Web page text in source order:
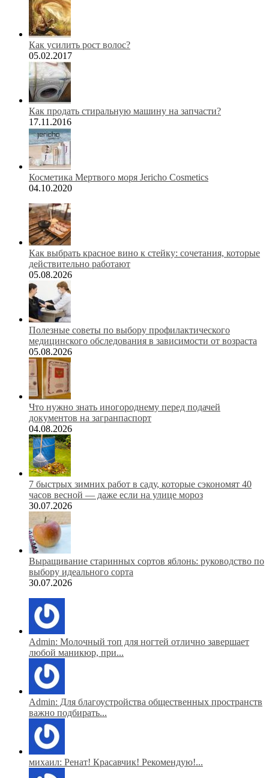
Как усилить рост волос?
05.02.2017
Как продать стиральную машину на запчасти?
17.11.2016
Косметика Мертвого моря Jericho Cosmetics
04.10.2020
Как выбрать красное вино к стейку: сочетания, которые
действительно работают
05.08.2026
Полезные советы по выбору профилактического
медицинского обследования в зависимости от возраста
05.08.2026
Что нужно знать иногороднему перед подачей
документов на загранпаспорт
04.08.2026
7 быстрых зимних работ в саду, которые сэкономят 40
часов весной — даже если на улице мороз
30.07.2026
Выращивание старинных сортов яблонь: руководство по
выбору идеального сорта
30.07.2026
Admin: Молочный топ для ногтей отлично завершает
любой маникюр, при...
Admin: Для благоустройства общественных пространств
важно подбирать...
михаил: Ренат! Красавчик! Рекомендую!...